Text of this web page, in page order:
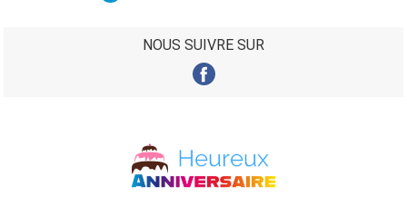
NOUS SUIVRE SUR